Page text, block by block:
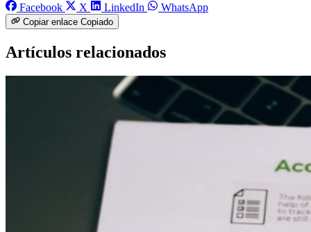
Facebook
X LinkedIn WhatsApp
Copiar enlace Copiado
Artículos relacionados